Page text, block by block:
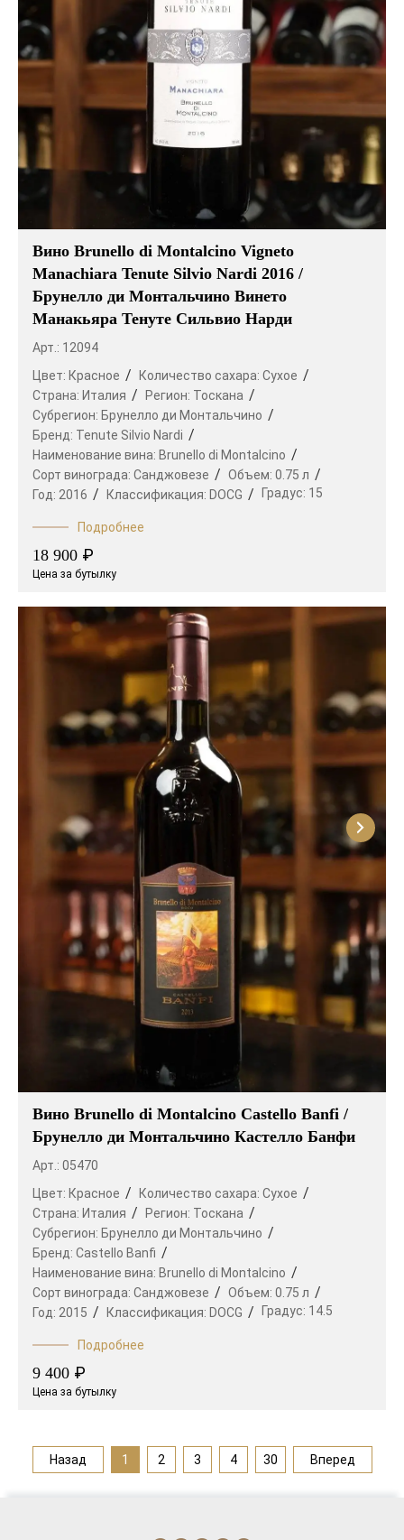
Вино Brunello di Montalcino Vigneto
Manachiara Tenute Silvio Nardi 2016 /
Брунелло ди Монтальчино Винето
Манакьяра Тенуте Сильвио Нарди
Арт.: 12094
Цвет: Красное Количество сахара: Сухое
Страна: Италия Регион: Тоскана
Субрегион: Брунелло ди Монтальчино
Бренд: Tenute Silvio Nardi
Наименование вина: Brunello di Montalcino
Сорт винограда: Санджовезе Объем: 0.75 л
Год: 2016 Классификация: DOCG Градус: 15
Подробнее
18 900 ₽
Цена за бутылку
Вино Brunello di Montalcino Castello Banfi /
Брунелло ди Монтальчино Кастелло Банфи
Арт.: 05470
Цвет: Красное Количество сахара: Сухое
Страна: Италия Регион: Тоскана
Субрегион: Брунелло ди Монтальчино
Бренд: Castello Banfi
Наименование вина: Brunello di Montalcino
Сорт винограда: Санджовезе Объем: 0.75 л
Год: 2015 Классификация: DOCG Градус: 14.5
Подробнее
9 400 ₽
Цена за бутылку
Назад 1 2 3 4 30 Вперед